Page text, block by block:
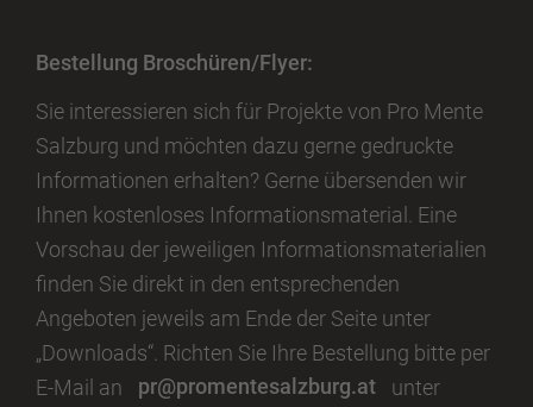
Bestellung Broschüren/Flyer:
Sie interessieren sich für Projekte von Pro Mente
Salzburg und möchten dazu gerne gedruckte
Informationen erhalten? Gerne übersenden wir
Ihnen kostenloses Informationsmaterial. Eine
Vorschau der jeweiligen Informationsmaterialien
finden Sie direkt in den entsprechenden
Angeboten jeweils am Ende der Seite unter
„Downloads“. Richten Sie Ihre Bestellung bitte per
E-Mail an
pr@promentesalzburg.at unter